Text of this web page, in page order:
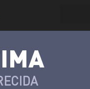
Portada Víctimas